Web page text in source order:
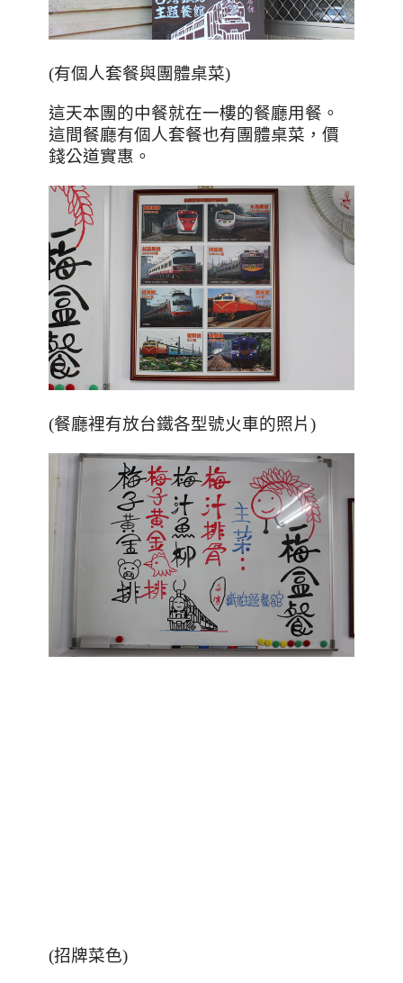
(有個人套餐與團體桌菜)
這天本團的中餐就在一樓的餐廳用餐。
這間餐廳有個人套餐也有團體桌菜，價
錢公道實惠。
(餐廳裡有放台鐵各型號火車的照片)
(招牌菜色)